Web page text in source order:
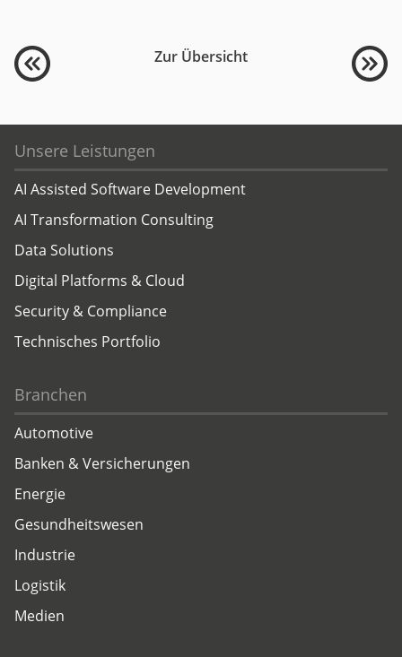
Zur Übersicht
Unsere Leistungen
AI Assisted Software Development
AI Transformation Consulting
Data Solutions
Digital Platforms & Cloud
Security & Compliance
Technisches Portfolio
Branchen
Automotive
Banken & Versicherungen
Energie
Gesundheitswesen
Industrie
Logistik
Medien